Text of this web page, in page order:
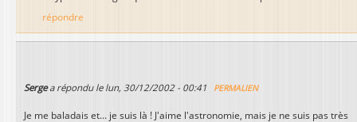
répondre
Sergea répondu le lun, 30/12/2002 - 00:41 PERMALIEN
Je me baladais et... je suis là ! J'aime l'astronomie, mais je ne suis pas très